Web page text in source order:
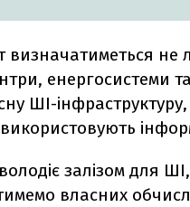
визначатиметься
енергосистеми
ШІ-
залізом для
власних